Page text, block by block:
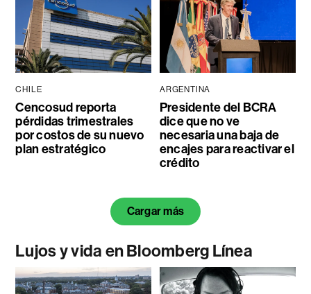
CHILE
Cencosud reporta
pérdidas trimestrales
por costos de su nuevo
plan estratégico
ARGENTINA
Presidente del BCRA
dice que no ve
necesaria una baja de
encajes para reactivar el
crédito
Cargar más
Lujos y vida en Bloomberg Línea